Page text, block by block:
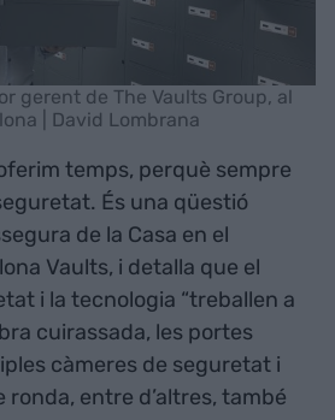
gerent de The Vaults Group, al
| David Lombrana
temps, perquè sempre
És una qüestió
de la Casa en el
Vaults, i detalla que el
i la tecnologia “treballen a
cuirassada, les portes
càmeres de seguretat i
ronda, entre d’altres, també